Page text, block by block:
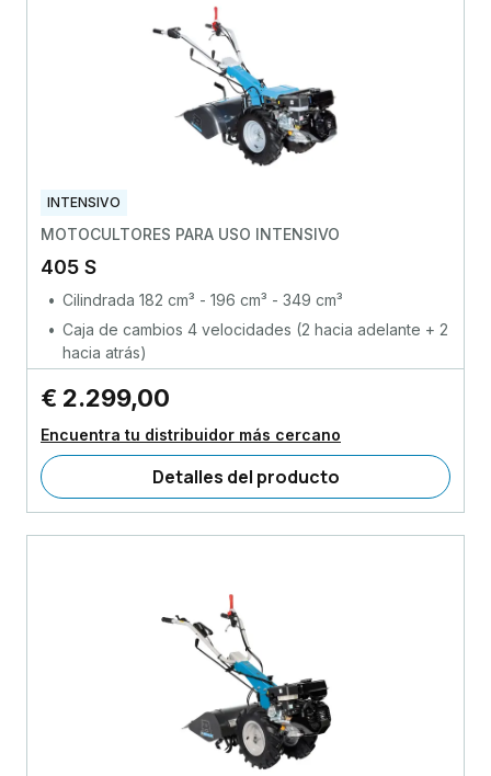
INTENSIVO
MOTOCULTORES PARA USO INTENSIVO
405 S
Cilindrada 182 cm³ - 196 cm³ - 349 cm³
Caja de cambios 4 velocidades (2 hacia adelante + 2
hacia atrás)
€ 2.299,00
Encuentra tu distribuidor más cercano
Detalles del producto